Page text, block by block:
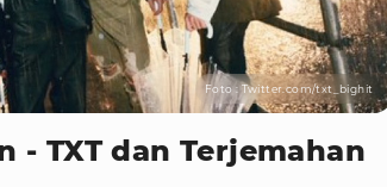
Foto : Twitter.com/txt_bighit
- TXT dan Terjemahan